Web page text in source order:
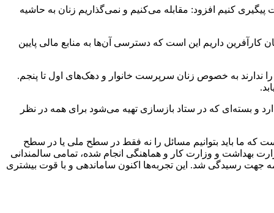
کنیم افزود: مقابله می‌کنیم و نمی‌گذاریم زنان به حاشیه
کارآفرین داریم این است که دسترسی آن‌ها به منابع مالی پایین
را ندارند به خصوص زنان سرپرست خانوار و دهک‌های اول تا پنجم.
بسته‌ای که در ستاد بازسازی تهیه می‌شود برای همه در نظر
که ما باید بتوانیم مسائل را نه فقط در سطح ملی یا در سطح
بهداشت و وزارت کار و هماهنگی انجام شده، تمامی سالمندانی
جهت رسیدگی شد. این تجربه‌ها اکنون ساماندهی و با قوت بیشتری